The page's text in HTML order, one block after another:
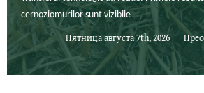
cernoziomurilor sunt vizibile
Пятница августа 7th, 2026